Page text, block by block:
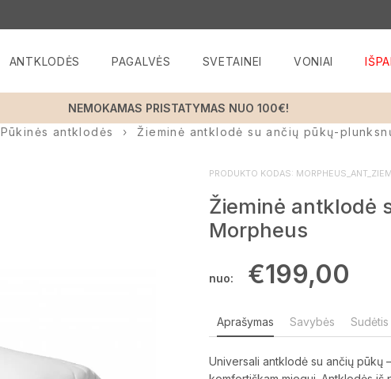
ANTKLODĖS PAGALVĖS SVETAINEI VONIAI
NEMOKAMAS PRISTATYMAS NUO 100€!
Pūkinės antklodės Žieminė antklodė su ančių pūkų-
PRODUKTO KODAS:
Žieminė antklodė
Morpheus
nuo: €199,00
Aprašymas Savybės Sudėtis
Universali antklodė su ančių pūkų